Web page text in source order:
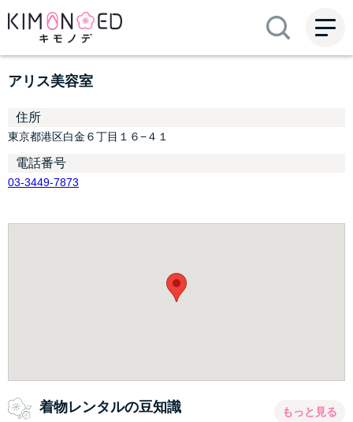
ME
NU
アリス美容室
住所
東京都港区白金６丁目１６−４１
電話番号
03-3449-7873
着物レンタルの豆知識 もっと見る